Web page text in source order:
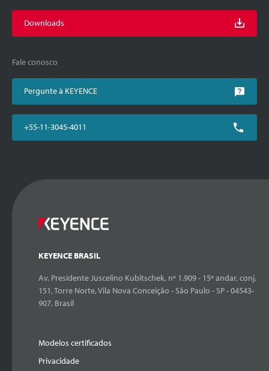
Downloads
Fale conosco
Pergunte à KEYENCE
+55-11-3045-4011
KEYENCE BRASIL
Av. Presidente Juscelino Kubitschek, nº 1.909 - 15º andar, conj.
151, Torre Norte, Vila Nova Conceição - São Paulo - SP - 04543-
907, Brasil
Modelos certificados
Privacidade